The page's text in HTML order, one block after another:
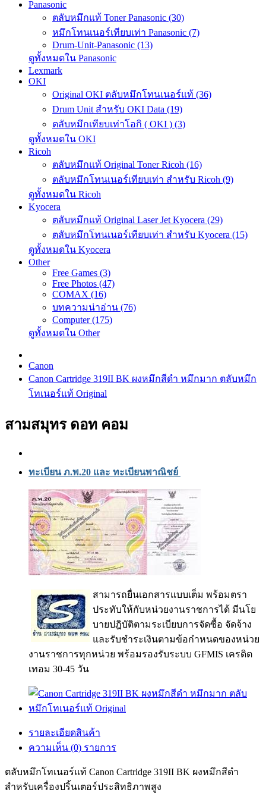
Panasonic
ตลับหมึกแท้ Toner Panasonic (30)
หมึกโทนเนอร์เทียบเท่า Panasonic (7)
Drum-Unit-Panasonic (13)
ดูทั้งหมดใน Panasonic
Lexmark
OKI
Original OKI ตลับหมึกโทนเนอร์แท้ (36)
Drum Unit สำหรับ OKI Data (19)
ตลับหมึกเทียบเท่าโอกิ ( OKI ) (3)
ดูทั้งหมดใน OKI
Ricoh
ตลับหมึกแท้ Original Toner Ricoh (16)
ตลับหมึกโทนเนอร์เทียบเท่า สำหรับ Ricoh (9)
ดูทั้งหมดใน Ricoh
Kyocera
ตลับหมึกแท้ Original Laser Jet Kyocera (29)
ตลับหมึกโทนเนอร์เทียบเท่า สำหรับ Kyocera (15)
ดูทั้งหมดใน Kyocera
Other
Free Games (3)
Free Photos (47)
COMAX (16)
บทความน่าอ่าน (76)
Computer (175)
ดูทั้งหมดใน Other
Canon
Canon Cartridge 319II BK ผงหมึกสีดำ หมึกมาก ตลับหมึก
โทเนอร์แท้ Original
สามสมุทร ดอท คอม
ทะเบียน ภ.พ.20 และ ทะเบียนพาณิชย์
สามารถยื่นเอกสารแบบเต็ม พร้อมตรา
ประทับให้กับหน่วยงานราชการได้ มีนโย
บายปฎิบัติตามระเบียบการจัดซื้อ จัดจ้าง
และรับชำระเงินตามข้อกำหนดของหน่วย
งานราชการทุกหน่วย พร้อมรองรับระบบ GFMIS เครดิต
เทอม 30-45 วัน
รายละเอียดสินค้า
ความเห็น (0) รายการ
ตลับหมึกโทเนอร์แท้ Canon Cartridge 319II BK ผงหมึกสีดำ
สำหรับเครื่องปริ้นเตอร์ประสิทธิภาพสูง